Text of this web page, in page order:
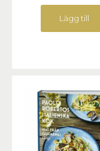
Lägg till